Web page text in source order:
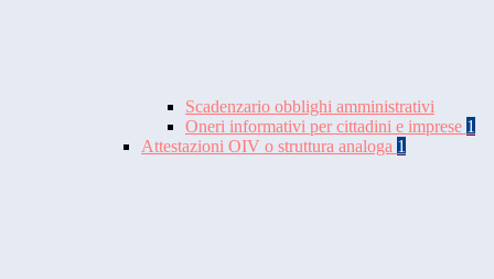
Scadenzario obblighi amministrativi
Oneri informativi per cittadini e imprese 1
Attestazioni OIV o struttura analoga 1